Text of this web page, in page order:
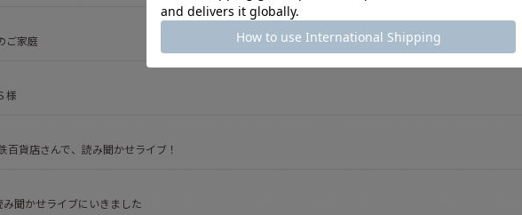
ご家庭
様
貨店さんで、読み聞かせライブ！
聞かせライブにいきました